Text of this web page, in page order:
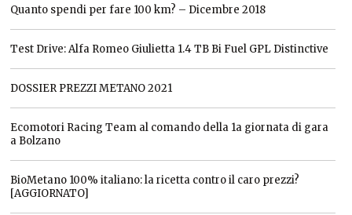
Quanto spendi per fare 100 km? – Dicembre 2018
Test Drive: Alfa Romeo Giulietta 1.4 TB Bi Fuel GPL Distinctive
DOSSIER PREZZI METANO 2021
Ecomotori Racing Team al comando della 1a giornata di gara
a Bolzano
BioMetano 100% italiano: la ricetta contro il caro prezzi?
[AGGIORNATO]